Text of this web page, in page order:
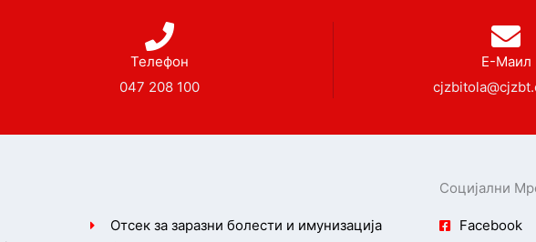
Телефон
047 208 100
Е-Маил
Отсек за заразни болести и имунизација
Социјални
Facebook